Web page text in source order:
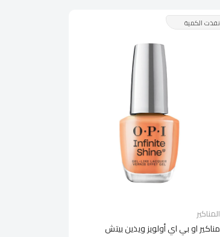
نفذت الكمية
المناكير
مناكير او بي اي أولويز ويذين بيتش